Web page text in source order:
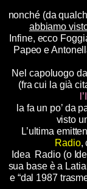
nonché (da
abbiamo
Infine, ecco
Papeo e
Nel capoluogo
(fra cui la già
la fa un po’ da
visto
L’ultima
Radio,
Idea Radio (o
sua base è a
e “dal 1987